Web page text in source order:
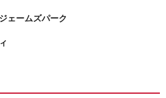
ェームズパーク